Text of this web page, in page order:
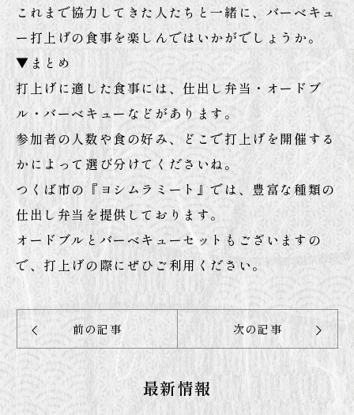
これまで協力してきた人たちと一緒に、バーベキュ
ー打上げの食事を楽しんではいかがでしょうか。
▼まとめ
打上げに適した食事には、仕出し弁当・オードブ
ル・バーベキューなどがあります。
参加者の人数や食の好み、どこで打上げを開催する
かによって選び分けてくださいね。
つくば市の『ヨシムラミート』では、豊富な種類の
仕出し弁当を提供しております。
オードブルとバーベキューセットもございますの
で、打上げの際にぜひご利用ください。
前の記事 次の記事
最新情報